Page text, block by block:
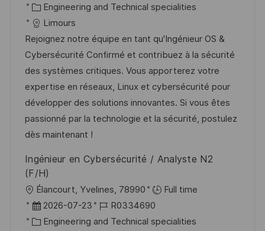
e
n
t
l
i
c
h
u
n
g
t a
t
u
m
d
e
r
V
e
ö
e
o
-
I
D
K
a
t
e
g
o
r
i
e
Engineering and Technical specialities
Limours
Rejoignez notre équipe en tant qu'Ingénieur OS &
Cybersécurité Confirmé et contribuez à la sécurité
des systèmes critiques. Vous apporterez votre
expertise en réseaux, Linux et cybersécurité pour
développer des solutions innovantes. Si vous êtes
passionné par la technologie et la sécurité, postulez
dès maintenant !
Ingénieur en Cybersécurité / Analyste N2
(F/H)
O
r
t
Élancourt, Yvelines, 78990
Full time
D
a
2026-07-23
J
o
R0334690
K
Engineering and Technical specialities